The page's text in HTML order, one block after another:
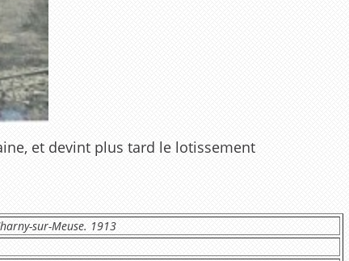
et devint plus tard le lotissement
sur-Meuse. 1913